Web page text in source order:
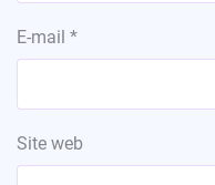
E-mail *
Site web